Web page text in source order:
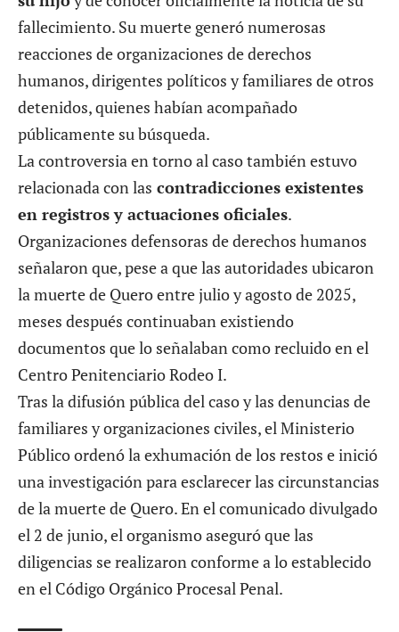
fallecimiento. Su muerte generó numerosas
reacciones de organizaciones de derechos
humanos, dirigentes políticos y familiares de otros
detenidos, quienes habían acompañado
públicamente su búsqueda.
La controversia en torno al caso también estuvo
relacionada con las contradicciones existentes
en registros y actuaciones oficiales.
Organizaciones defensoras de derechos humanos
señalaron que, pese a que las autoridades ubicaron
la muerte de Quero entre julio y agosto de 2025,
meses después continuaban existiendo
documentos que lo señalaban como recluido en el
Centro Penitenciario Rodeo I.
Tras la difusión pública del caso y las denuncias de
familiares y organizaciones civiles, el Ministerio
Público ordenó la exhumación de los restos e inició
una investigación para esclarecer las circunstancias
de la muerte de Quero. En el comunicado divulgado
el 2 de junio, el organismo aseguró que las
diligencias se realizaron conforme a lo establecido
en el Código Orgánico Procesal Penal.